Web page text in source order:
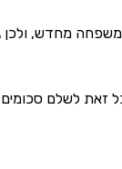
משפחה מחדש, ולכן
זאת לשלם